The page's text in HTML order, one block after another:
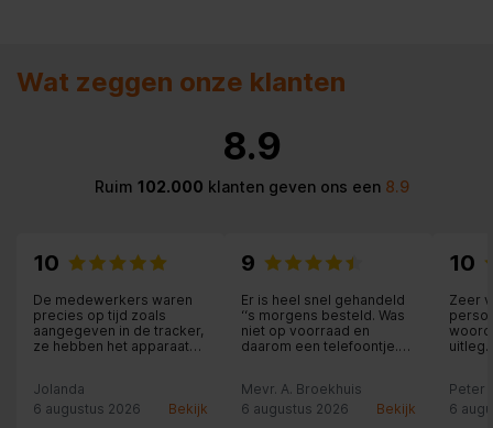
Wat zeggen onze klanten
8.9
Ruim 102.000 klanten geven ons een8.9
10
De medewerkers waren
precies op tijd zoals
aangegeven in de tracker,
ze hebben het apparaat
meegeholpen met
overladen en de oude
Jolanda
6 augustus 2026
Bekijk
9
Er is heel snel gehandeld
‘‘s morgens besteld. Was
niet op voorraad en
daarom een telefoontje.
middag bezorgd. De
medewerker die de
Mevr. A. Broekhuis
6 augustus 2026
Bekijk
10
Zeer
woord
uitleg.
is
Peter
6